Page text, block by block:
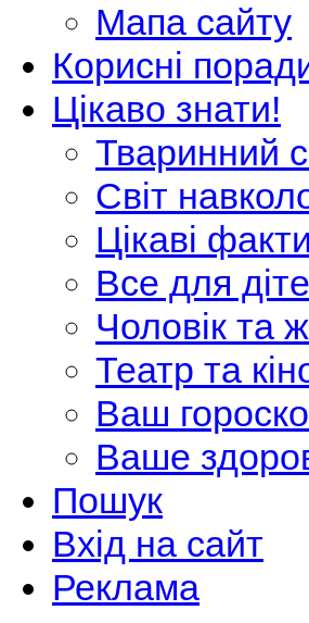
Мапа сайту
Корисні
Цікаво знати!
Тваринний
Світ
Цікаві факти
Все для
Чоловік та
Театр та
Ваш
Ваше
Пошук
Вхід на сайт
Реклама